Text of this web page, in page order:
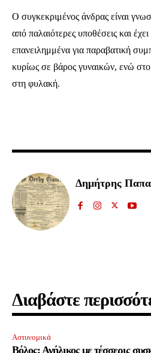
Ενταχθείτε στην
συνδρομητών μας και
συζήτησης.
Για να εγγραφείτε, απλά εισάγετε τη
Ο συγκεκριμένος άνδρας είναι
από παλαιότερες υποθέσεις και
επανειλημμένα για παραβατική
κυρίως σε βάρος γυναικών, ενώ στο
στη φυλακή.
Δημήτρης
Διαβάστε
Αστυνομικά
Βόλος: Ανήλικος με τέσσερις